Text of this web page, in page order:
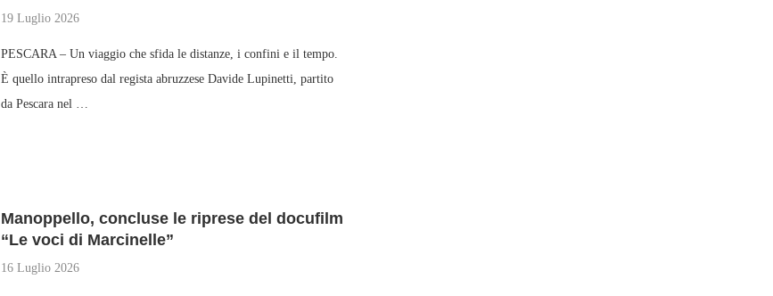
19 Luglio 2026
PESCARA – Un viaggio che sfida le distanze, i confini e il tempo.
È quello intrapreso dal regista abruzzese Davide Lupinetti, partito
da Pescara nel …
Manoppello, concluse le riprese del docufilm
“Le voci di Marcinelle”
16 Luglio 2026